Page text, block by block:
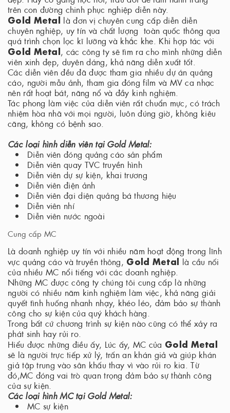
trên con đường chinh phục nghiệp diễn này.
Gold Metal là đơn vị chuyên cung cấp diễn diễn
chuyên nghiệp, uy tín và chất lượng toàn quốc thông qua
quá trình chọn lọc kĩ lưỡng và khắc khe. Khi hợp tác với
Gold Metal, các công ty sẽ tìm ra cho mình những diễn
viên xinh đẹp, duyên dáng, khả năng diễn xuất tốt.
Các diễn viên đều đã được tham gia nhiều dự án quảng
cáo, người mẫu ảnh, tham gia đóng film và MV ca nhạc
nên rất hoạt bát, năng nổ và đầy kinh nghiệm.
Tác phong làm việc của diễn viên rất chuẩn mực, có trách
nhiệm hòa nhã với mọi người, luôn đúng giờ, không kiêu
căng, không có bệnh sao.
Các loại hình diễn viên tại Gold Metal:
Diễn viên đóng quảng cáo sản phẩm
Diễn viên quay TVC truyền hình
Diễn viên dự sự kiện, khai trương
Diễn viên điện ảnh
Diễn viên đại diện quảng bá thương hiệu
Diễn viên nhí
Diễn viên nước ngoài
Cung cấp MC
Là doanh nghiệp uy tín với nhiều năm hoạt động trong lĩnh
vực quảng cáo và truyền thông, Gold Metal là cầu nối
của nhiều MC nổi tiếng với các doanh nghiệp.
Những MC được công ty chúng tôi cung cấp là những
người có nhiều năm kinh nghiệm làm việc, khả năng giải
quyết tình huống nhanh nhạy, khéo léo, đảm bảo sự thành
công cho sự kiện của quý khách hàng.
Trong bất cứ chương trình sự kiện nào cũng có thể xảy ra
phát sinh hay rủi ro.
Hiểu được những điều ấy, Lúc ấy, MC của Gold Metal
sẽ là người trực tiếp xử lý, trấn an khán giả và giúp khán
giả tập trung vào sân khấu thay vì vào rủi ro kia. Từ
đó,MC đóng vai trò quan trọng đảm bảo sự thành công
của sự kiện.
Các loại hình MC tại Gold Metal:
MC sự kiện